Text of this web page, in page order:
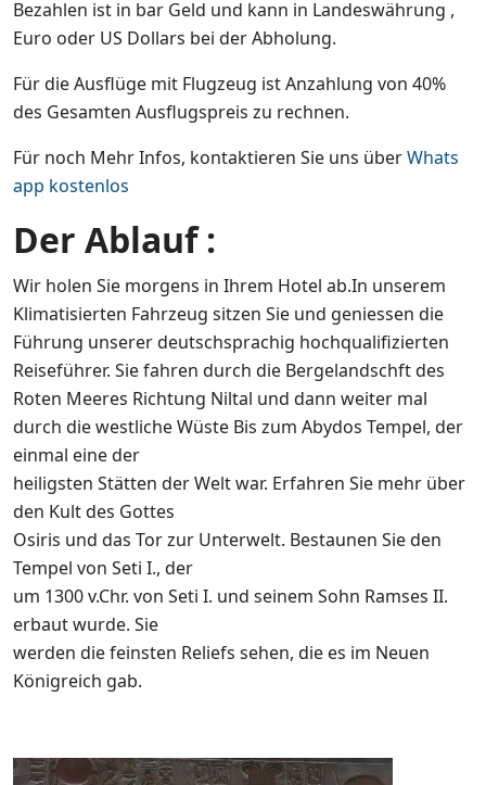
Bezahlen ist in bar Geld und kann in Landeswährung ,
Euro oder US Dollars bei der Abholung.
Für die Ausflüge mit Flugzeug ist Anzahlung von 40%
des Gesamten Ausflugspreis zu rechnen.
Für noch Mehr Infos, kontaktieren Sie uns überWhats
app kostenlos
Der Ablauf :
Wir holen Sie morgens in Ihrem Hotel ab.In unserem
Klimatisierten Fahrzeug sitzen Sie und geniessen die
Führung unserer deutschsprachig hochqualifizierten
Reiseführer. Sie fahren durch die Bergelandschft des
Roten Meeres Richtung Niltal und dann weiter mal
durch die westliche Wüste Bis zum Abydos Tempel, der
einmal eine der
heiligsten Stätten der Welt war. Erfahren Sie mehr über
den Kult des Gottes
Osiris und das Tor zur Unterwelt. Bestaunen Sie den
Tempel von Seti I., der
um 1300 v.Chr. von Seti I. und seinem Sohn Ramses II.
erbaut wurde. Sie
werden die feinsten Reliefs sehen, die es im Neuen
Königreich gab.